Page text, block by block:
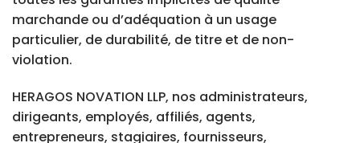
marchande ou d’adéquation à un usage
particulier, de durabilité, de titre et de non-
violation.
HERAGOS NOVATION LLP, nos administrateurs,
dirigeants, employés, affiliés, agents,
entrepreneurs, stagiaires, fournisseurs,